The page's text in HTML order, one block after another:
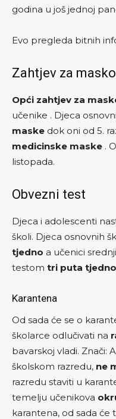
godina u još jednoj
Evo pregleda bitnih
Zahtjev za
Opći zahtjev za
učenike . Djeca
maske dok oni od 5.
medicinske maske .
listopada.
Obvezni test
Djeca i adolescenti
školi. Djeca osnovnih
tjedno a učenici
testom tri puta
Karantena
Od sada će se o
školarce odlučivati na
bavarskoj vladi. Znači:
školskom razredu, ne
razredu staviti u
temelju učenikova
karantena, od sada će